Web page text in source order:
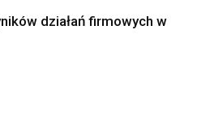
działań firmowych w